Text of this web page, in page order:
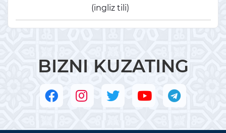
(ingliz tili)
BIZNI KUZATING